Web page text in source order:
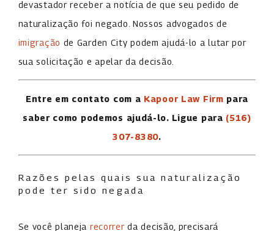
devastador receber a notícia de que seu pedido de
naturalização foi negado. Nossos advogados de
imigração de Garden City podem ajudá-lo a lutar por
sua solicitação e apelar da decisão.
Entre em contato com a Kapoor Law Firm para
saber como podemos ajudá-lo. Ligue para (516)
307-8380.
Razões pelas quais sua naturalização
pode ter sido negada
Se você planeja recorrerda decisão, precisará